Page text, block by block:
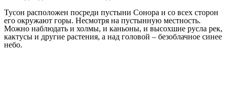
Тусон расположен посреди пустыни Сонора и со всех сторон
его окружают горы. Несмотря на пустынную местность.
Можно наблюдать и холмы, и каньоны, и высохшие русла рек,
кактусы и другие растения, а над головой – безоблачное синее
небо.